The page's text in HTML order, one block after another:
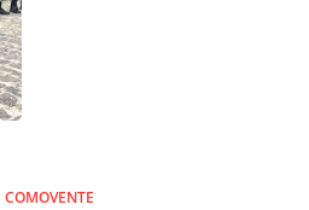
COMOVENTE